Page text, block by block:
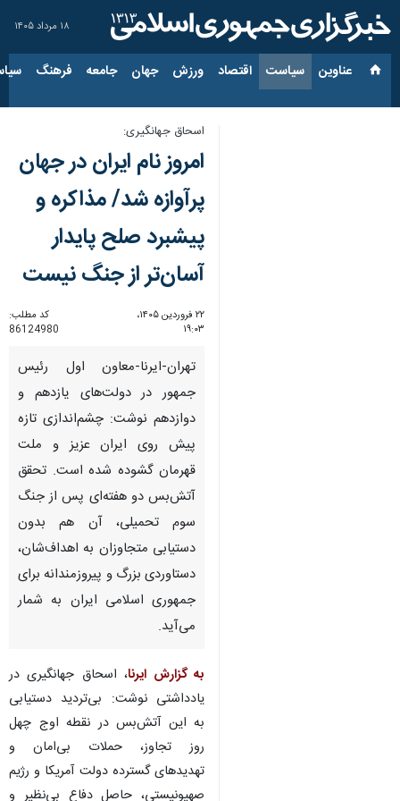
۱۸ مرداد ۱۴۰۵
عناوین‌ سیاست اقتصاد ورزش جهان جامعه فرهنگ
اسحاق جهانگیری:
امروز نام ایران در جهان
پرآوازه شد/ مذاکره و
پیشبرد صلح پایدار
آسان‌تر از جنگ نیست
۲۲ فروردین ۱۴۰۵،
۱۹:۰۳
کد مطلب:
86124980
تهران-ایرنا-معاون اول رئیس
جمهور در دولت‌های یازدهم و
دوازدهم نوشت: چشم‌اندازی تازه
پیش روی ایران عزیز و ملت
قهرمان گشوده شده است. تحقق
آتش‌بس دو هفته‌ای پس از جنگ
سوم تحمیلی، آن هم بدون
دستیابی متجاوزان به اهداف‌شان،
دستاوردی بزرگ و پیروزمندانه برای
جمهوری اسلامی ایران به شمار
می‌آید.
به گزارش ایرنا، اسحاق جهانگیری در
یادداشتی نوشت: بی‌تردید دستیابی
به این آتش‌بس در نقطه اوج چهل
روز تجاوز، حملات بی‌امان و
تهدیدهای گسترده دولت آمریکا و رژیم
صهیونیستی، حاصل دفاع بی‌نظیر و